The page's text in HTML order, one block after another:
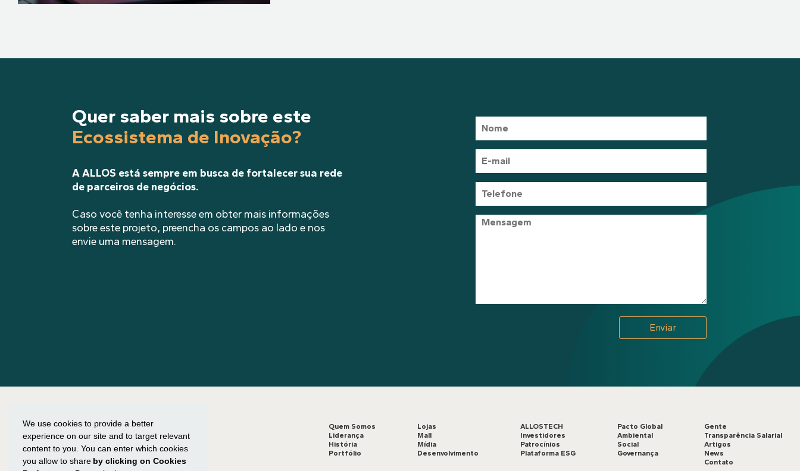
We use cookies to provide a better
experience on our site and to target relevant
content to you. You can enter which cookies
you allow to share by clicking on Cookies
Quer saber mais sobre este
Ecossistema de Inovação?
A ALLOS está sempre em busca de fortalecer sua rede
de parceiros de negócios.
Caso você tenha interesse em obter mais informações
sobre este projeto, preencha os campos ao lado e nos
envie uma mensagem.
Quem Somos
Liderança
História
Portfólio
Lojas
Mall
Mídia
Desenvolvimento
ALLOSTECH
Investidores
Patrocínios
Plataforma ESG
Pacto Global
Ambiental
Social
Governança
Gente
Transparência Salarial
Artigos
News
Contato